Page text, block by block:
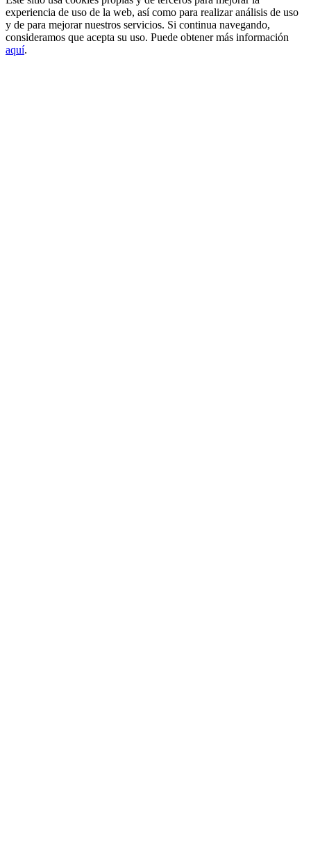
experiencia de uso de la web, así como para realizar análisis de uso
y de para mejorar nuestros servicios. Si continua navegando,
consideramos que acepta su uso. Puede obtener más información
aquí.